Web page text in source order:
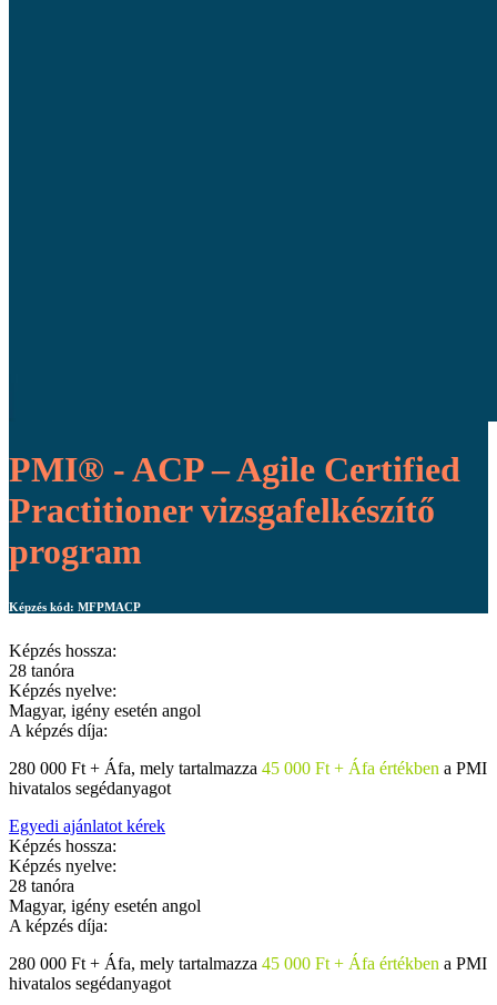
PMI® - ACP – Agile Certified
Practitioner vizsgafelkészítő
program
Képzés kód: MFPMACP
Képzés hossza:
28 tanóra
Képzés nyelve:
Magyar, igény esetén angol
A képzés díja:
280 000 Ft + Áfa, mely tartalmazza 45 000 Ft + Áfa értékben a PMI
hivatalos segédanyagot
Egyedi ajánlatot kérek
Képzés hossza:
Képzés nyelve:
28 tanóra
Magyar, igény esetén angol
A képzés díja:
280 000 Ft + Áfa, mely tartalmazza 45 000 Ft + Áfa értékben a PMI
hivatalos segédanyagot